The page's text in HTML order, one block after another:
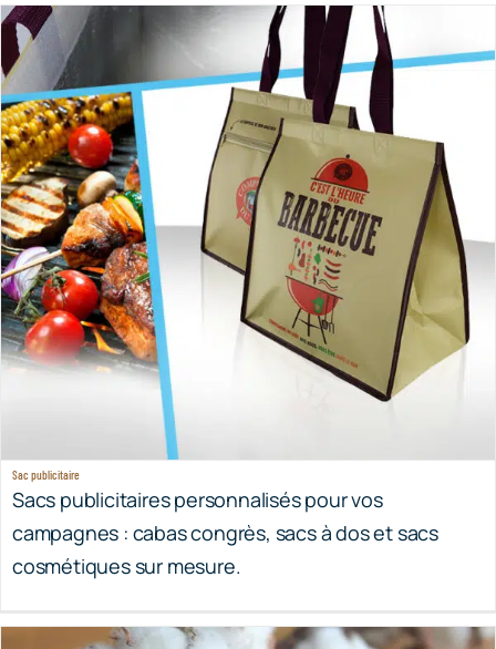
Sacs publicitaires personnalisés pour vos
campagnes : cabas congrès, sacs à dos et sacs
cosmétiques sur mesure.